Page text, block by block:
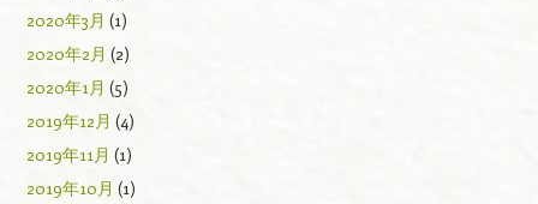
2020年3月 (1)
2020年2月 (2)
2020年1月 (5)
2019年12月 (4)
2019年11月 (1)
2019年10月 (1)